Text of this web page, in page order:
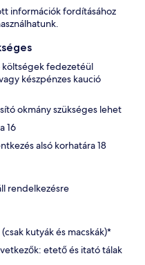
információk fordításához
fedezetéül
készpénzes kaució
okmány szükséges lehet
16
alsó korhatára 18
rendelkezésre
kutyák és macskák)*
etető és itató tálak